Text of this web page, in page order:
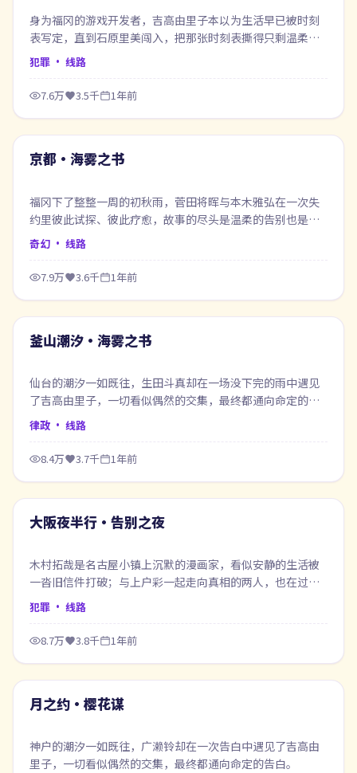
身为福冈的游戏开发者，吉高由里子本以为生活早已被时刻
表写定，直到石原里美闯入，把那张时刻表撕得只剩温柔的
褶皱。
犯罪 · 线路
7.6万 3.5千 1年前
最新
京都·海雾之书
福冈下了整整一周的初秋雨，菅田将晖与本木雅弘在一次失
约里彼此试探、彼此疗愈，故事的尽头是温柔的告别也是新
的开始。
奇幻 · 线路
7.9万 3.6千 1年前
最新
釜山潮汐·海雾之书
仙台的潮汐一如既往，生田斗真却在一场没下完的雨中遇见
了吉高由里子，一切看似偶然的交集，最终都通向命定的告
白。
律政 · 线路
8.4万 3.7千 1年前
最新
大阪夜半行·告别之夜
木村拓哉是名古屋小镇上沉默的漫画家，看似安静的生活被
一沓旧信件打破；与上户彩一起走向真相的两人，也在过程
中重新认识自己。
犯罪 · 线路
8.7万 3.8千 1年前
最新
月之约·樱花谋
神户的潮汐一如既往，广濑铃却在一次告白中遇见了吉高由
里子，一切看似偶然的交集，最终都通向命定的告白。